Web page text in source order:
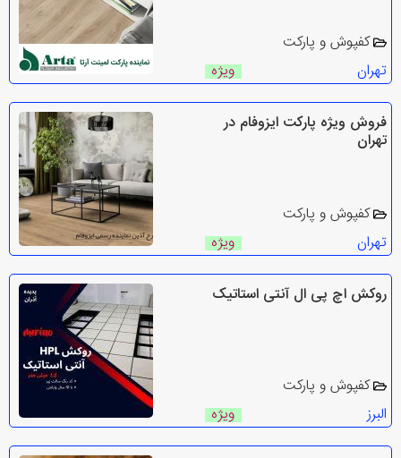
کفپوش و پارکت
تهران
ویژه
فروش ویژه پارکت ایزوفام در
تهران
کفپوش و پارکت
تهران
ویژه
روکش اچ پی ال آنتی استاتیک
کفپوش و پارکت
البرز
ویژه